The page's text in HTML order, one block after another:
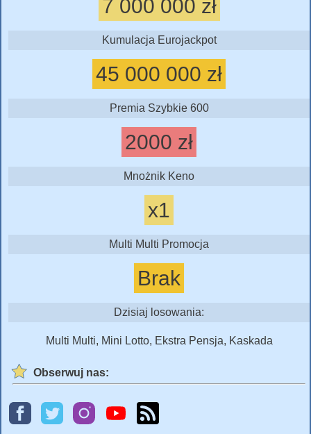
7 000 000 zł
Kumulacja Eurojackpot
45 000 000 zł
Premia Szybkie 600
2000 zł
Mnożnik Keno
x1
Multi Multi Promocja
Brak
Dzisiaj losowania:
Multi Multi, Mini Lotto, Ekstra Pensja, Kaskada
Obserwuj nas: